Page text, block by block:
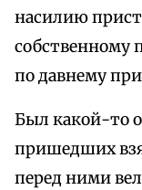
насилию
собственному
по давнему
Был какой-то
пришедших
перед ними